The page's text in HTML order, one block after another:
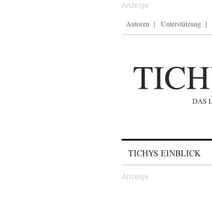
Autoren Unterstützung
TICHYS EINBLICK